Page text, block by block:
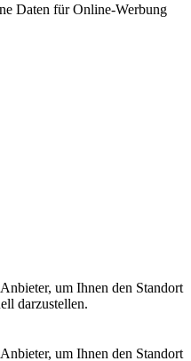
Daten für Online-Werbung
um Ihnen den Standort
darzustellen.
um Ihnen den Standort